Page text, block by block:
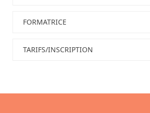
FORMATRICE
TARIFS/INSCRIPTION